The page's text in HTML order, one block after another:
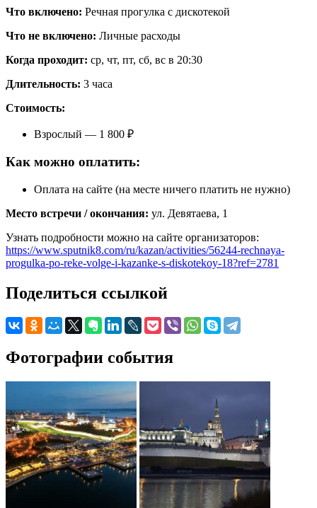
Что включено: Речная прогулка с дискотекой
Что не включено: Личные расходы
Когда проходит: ср, чт, пт, сб, вс в 20:30
Длительность: 3 часа
Стоимость:
Взрослый — 1 800 ₽
Как можно оплатить:
Оплата на сайте (на месте ничего платить не нужно)
Место встречи / окончания: ул. Девятаева, 1
Узнать подробности можно на сайте организаторов:
https://www.sputnik8.com/ru/kazan/activities/56244-rechnaya-
progulka-po-reke-volge-i-kazanke-s-diskotekoy-18?ref=2781
Поделиться ссылкой
Фотографии события